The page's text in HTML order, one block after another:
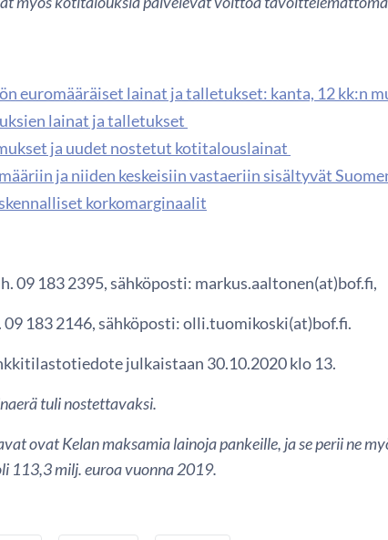
euromääräiset lainat ja talletukset: kanta, 12 kk:n
lainat ja talletukset
ja uudet nostetut kotitalouslainat
ja niiden keskeisiin vastaeriin sisältyvät
korkomarginaalit
09 183 2395, sähköposti: markus.aaltonen(at)bof.fi,
183 2146, sähköposti: olli.tuomikoski(at)bof.fi.
julkaistaan 30.10.2020 klo 13.
tuli nostettavaksi.
ovat Kelan maksamia lainoja pankeille, ja se perii ne
113,3 milj. euroa vuonna 2019.